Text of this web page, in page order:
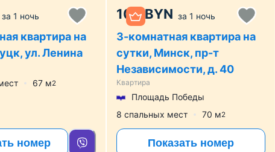
за 1 ночь
квартира на
ул. Ленина
67м2
номер
100 BYN за 1 ночь
3-комнатная квартира на
сутки, Минск, пр-т
Независимости, д. 40
Квартира
Площадь Победы
8 спальных мест
70 м2
Показать номер